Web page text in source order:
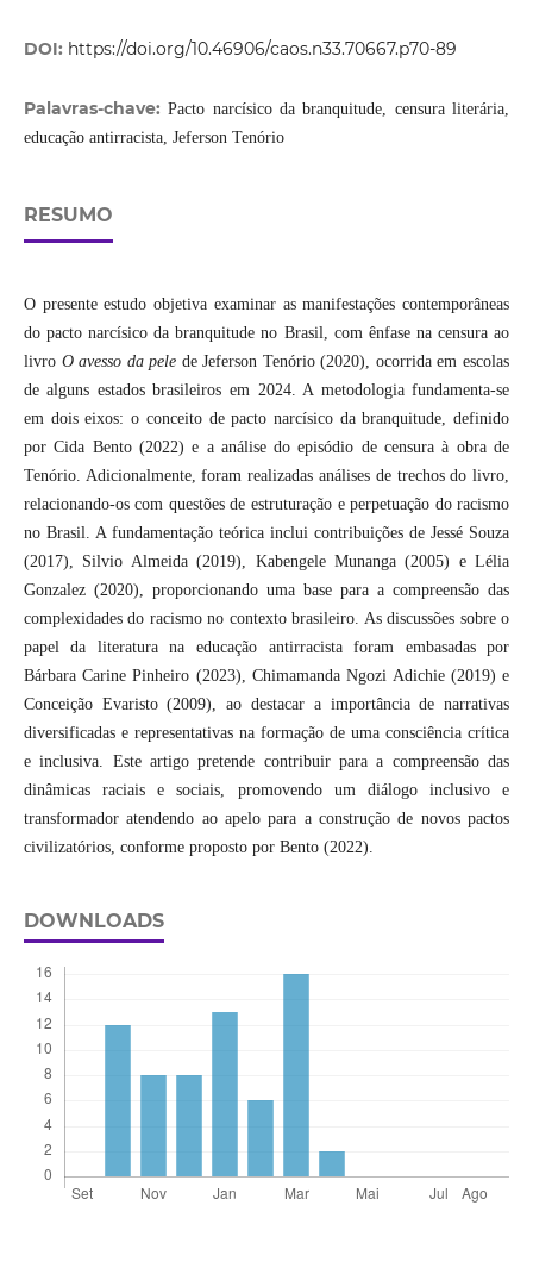
DOI: https://doi.org/10.46906/caos.n33.70667.p70-89
Palavras-chave:Pacto narcísico da branquitude, censura literária,
educação antirracista, Jeferson Tenório
RESUMO
O presente estudo objetiva examinar as manifestações contemporâneas
do pacto narcísico da branquitude no Brasil, com ênfase na censura ao
livro O avesso da pele de Jeferson Tenório (2020), ocorrida em escolas
de alguns estados brasileiros em 2024. A metodologia fundamenta-se
em dois eixos: o conceito de pacto narcísico da branquitude, definido
por Cida Bento (2022) e a análise do episódio de censura à obra de
Tenório. Adicionalmente, foram realizadas análises de trechos do livro,
relacionando-os com questões de estruturação e perpetuação do racismo
no Brasil. A fundamentação teórica inclui contribuições de Jessé Souza
(2017), Silvio Almeida (2019), Kabengele Munanga (2005) e Lélia
Gonzalez (2020), proporcionando uma base para a compreensão das
complexidades do racismo no contexto brasileiro. As discussões sobre o
papel da literatura na educação antirracista foram embasadas por
Bárbara Carine Pinheiro (2023), Chimamanda Ngozi Adichie (2019) e
Conceição Evaristo (2009), ao destacar a importância de narrativas
diversificadas e representativas na formação de uma consciência crítica
e inclusiva. Este artigo pretende contribuir para a compreensão das
dinâmicas raciais e sociais, promovendo um diálogo inclusivo e
transformador atendendo ao apelo para a construção de novos pactos
civilizatórios, conforme proposto por Bento (2022).
DOWNLOADS